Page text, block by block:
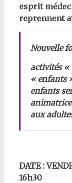
esprit
reprennent
Nouvelle
activités «
« enfants
enfants
aux
DATE :
16h30